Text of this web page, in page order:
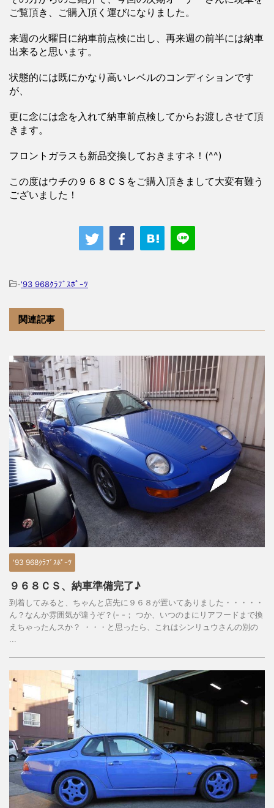
ご覧頂き、ご購入頂く運びになりました。
来週の火曜日に納車前点検に出し、再来週の前半には納車
出来ると思います。
状態的には既にかなり高いレベルのコンディションです
が、
更に念には念を入れて納車前点検してからお渡しさせて頂
きます。
フロントガラスも新品交換しておきますネ！(^^)
この度はウチの９６８ＣＳをご購入頂きまして大変有難う
ございました！
-'93 968ｸﾗﾌﾞｽﾎﾟｰﾂ
関連記事
'93 968ｸﾗﾌﾞｽﾎﾟｰﾂ
９６８ＣＳ、納車準備完了♪
到着してみると、ちゃんと店先に９６８が置いてありました・・・・・
ん？なんか雰囲気が違うぞ？(- -； つか、いつのまにリアフードまで換
えちゃったんスか？ ・・・と思ったら、これはシンリュウさんの別の
...